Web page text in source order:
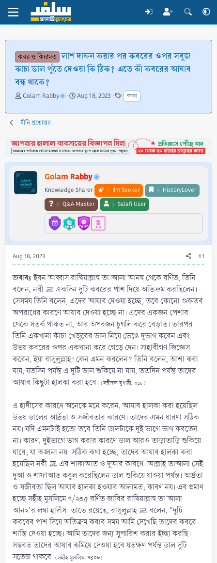
কবর ও কিয়ামত লাশ দাফন করার পর কবরের ওপর সবুজ-
কাচা ডাল পুঁতে দেওয়া কি ঠিক? এতে কী কবরের আযাব
বন্ধ থাকে?
T
r
e
d
s
t
e
Golam Rabby
S
a
d
a
Aug 18, 2023
T
a
g
কবর
দ্বীনি প্রশ্নোত্তর
Golam Rabby
Knowledge Sharer ilm Seeker
HistoryLover
Q&A Master
Salafi User
Aug 18, 2023 #1
জবাবঃইবন আব্বাস রাদ্বিয়াল্লাহু তা'আলা আনহু থেকে বর্ণিত, তিনি
বলেন, নবী ﷺ একদিন দুটি কবরের পাশ দিয়ে অতিক্রম করছিলেন।
সেসময় তিনি বলেন, এদের আযাব দেওয়া হচ্ছে, তবে কোনো গুরুতর
অপরাধের কারণে আযাব দেওয়া হচ্ছে না। এদের একজন পেশাব
থেকে সতর্ক থাকত না, আর অপরজন চুগলি করে বেড়াত। তারপর
তিনি একখানা কাঁচা খেজুরের ডাল নিয়ে ভেঙে দুভাগ করেন এবং
উভয় কবরের ওপর একখানা করে গেড়ে দেন। সাহাবীগণ জিজ্ঞেস
করেন, ইয়া রাসূলুল্লাহ! কেন এমন করলেন? তিনি বলেন, আশা করা
যায়, যতদিন পর্যন্ত এ দুটি ডাল শুকিয়ে না যায়, ততদিন পর্যন্ত তাদের
আযাব কিছুটা হালকা করা হবে। (সহীহুল বুখারী, ২১৮)
এ হাদীসের কারণে অনেকে মনে করেন, আযাব হালকা করা হয়েছিল
উভয় ডালের আর্দ্রতা ও সজীবতার কারণে। তাদের এমন ধারণা সঠিক
নয়। যদি এমনটাই হতো তবে তিনি ডালটাকে দুই ভাগে ভাগ করতেন
না। কারণ, দুইভাগে ভাগ করার কারণে ডাল আরও তাড়াতাড়ি শুকিয়ে
যাবে; যা অজানা নয়। সঠিক কথা হচ্ছে, তাদের আযাব হালকা করা
হয়েছিল নবী ﷺ এর শাফাআত ও দুআর কারণে। আল্লাহ তাআলা সেই
দুআ ও শাফাআত কবুল করেছিলেন ডাল শুকিয়ে যাওয়া পর্যন্ত। আর্দ্রতা
ও সজীবতা ছিল আযাব হালকা হওয়ার আলামত; কারণ নয়। এর প্রমাণ
হচ্ছে সহীহ মুসলিমে ৭/২৩৫ বর্ণিত জাবির রাদ্বিয়াল্লাহু তা'আলা
আনহু'র লম্বা হাদীস। তাতে রয়েছে, রাসূলুল্লাহ ﷺ বলেন, "দুটি
কবরের পাশ দিয়ে অতিক্রম করার সময় আমি দেখেছি তাদের কবরে
শাস্তি দেওয়া হচ্ছে। আমি তাদের জন্য সুপারিশ করার ইচ্ছা করছি।
সম্ভবত তাদের আযাব কমিয়ে দেওয়া হবে যতক্ষণ পর্যন্ত ডাল দুটি
সতেজ থাকবে। (সহীহ মুসলিম, ৭৪০৮)